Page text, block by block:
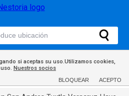
si aceptas su uso.Utilizamos cookies,
Nuestros socios
BLOQUEAR ACEPTO